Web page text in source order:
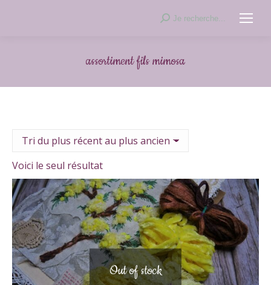
Recherche
Je recherche...
assortiment fils mimosa
Voici le seul résultat
Out of stock